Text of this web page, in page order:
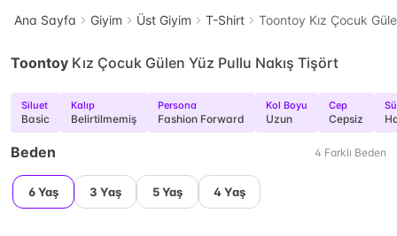
Ana Sayfa Giyim Üst Giyim T-Shirt Toontoy Kız Çocuk
Toontoy Kız Çocuk Gülen Yüz Pullu Nakış Tişört
Siluet
Basic
Kalıp
Belirtilmemiş
Persona
Fashion Forward
Kol Boyu
Uzun
Cep
Cepsiz
Beden 4 Farklı Beden
6 Yaş 3 Yaş 5 Yaş 4 Yaş